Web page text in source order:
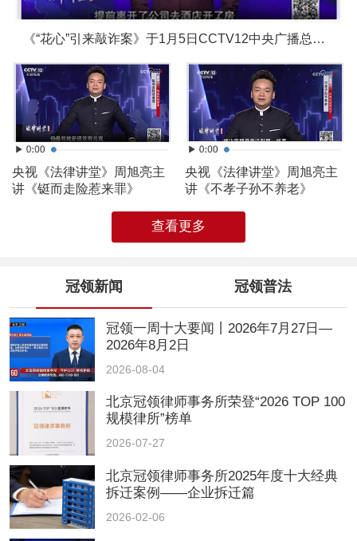
《“花心”引来敲诈案》于1月5日CCTV12中央广播总台圆满播出
央视《法律讲堂》周旭亮主
讲《铤而走险惹来罪》
央视《法律讲堂》周旭亮主
讲《不孝子孙不养老》
查看更多
冠领新闻 冠领普法
冠领一周十大要闻丨2026年7月27日—
2026年8月2日
2026-08-04
北京冠领律师事务所荣登“2026 TOP 100
规模律所”榜单
2026-07-27
北京冠领律师事务所2025年度十大经典
拆迁案例——企业拆迁篇
2026-02-06